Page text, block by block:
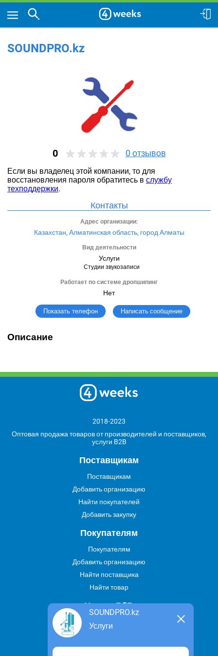
SOUNDPRO.kz
0 0 отзывов
Если вы владелец этой компании, то для
восстановления пароля обратитесь в службу
техподдержки.
Контакты
Адрес организации:
Казахстан, Алматинская область, город Алматы
Вид деятельности
Услуги
Студии звукозаписи
Работает по системе дропшипинг
Нет
Показать телефон Написать сообщение
Описание
SOUNDPRO.kz
Услуги
2018-2023
Оптовая продажа товаров от производителей и поставщиков,
услуги B2B
Поставщикам
Поставщикам
Добавить организацию
Найти покупателей
Добавить закупку
Покупателям
Покупателям
Добавить организацию
Найти поставщика
Найти товар
Услуги В2В
Найти услугу
Предложить свою услугу
Дропшиппинг